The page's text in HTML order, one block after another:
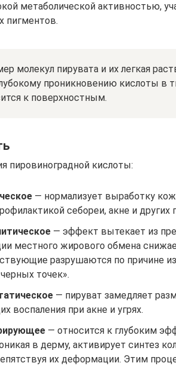
метаболической активностью,
пигментов.
молекул пирувата и их легкая
проникновению кислоты в
к поверхностным.
пировиноградной кислоты:
— нормализует выработку
себореи, акне и
— эффект вытекает из
местного жирового обмена
разрушаются по причине
точек».
— пируват замедляет
воспаления при акне и угрях.
— относится к глубоким
в дерму, активирует синтез
их деформации. Этим